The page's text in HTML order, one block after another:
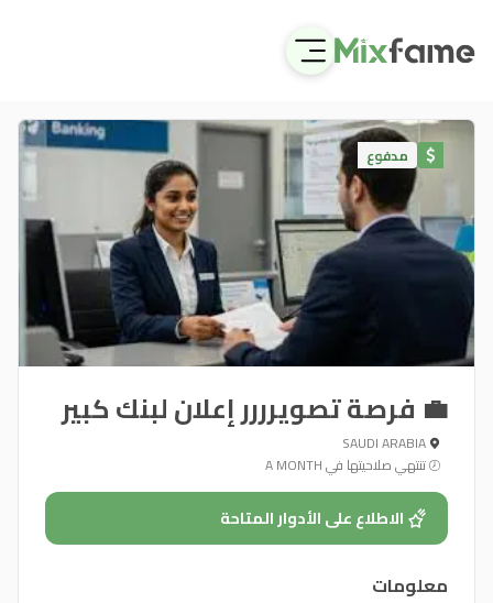
مدفوع
💼 فرصة تصويرررر إعلان لبنك كبير
SAUDI ARABIA
تنتهي صلاحيتها في A MONTH
الاطلاع على الأدوار المتاحة
معلومات